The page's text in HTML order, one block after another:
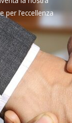
l’eccellenza